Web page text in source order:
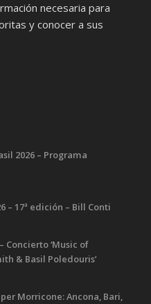
necesaria para
y conocer a sus
2026 – Programa
– 17ª edición – Bill Conti
Concierto ‘Music of
& Basil Poledouris’
Morricone: Ancona, Bari,